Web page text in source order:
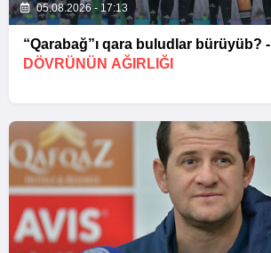
05.08.2026 - 17:13
“Qarabağ”ı qara buludlar bürüyüb? -
DÖVRÜNÜN AĞIRLIĞI